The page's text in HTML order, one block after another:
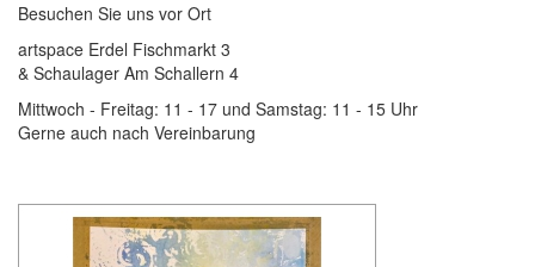
Besuchen Sie uns vor Ort
artspace Erdel Fischmarkt 3
& Schaulager Am Schallern 4
Mittwoch - Freitag: 11 - 17 und Samstag: 11 - 15 Uhr
Gerne auch nach Vereinbarung